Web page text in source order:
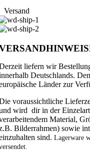
Versand
liefern wir
Deutschlands.
Länder zur
voraussichtliche
wird dir in der
Material,
Bilderrahmen) sowie
sind. Lagerware